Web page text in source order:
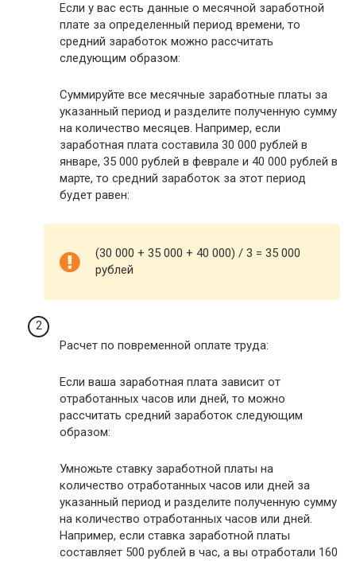
Если у вас есть данные о месячной заработной
плате за определенный период времени, то
средний заработок можно рассчитать
следующим образом:
Суммируйте все месячные заработные платы за
указанный период и разделите полученную сумму
на количество месяцев. Например, если
заработная плата составила 30 000 рублей в
январе, 35 000 рублей в феврале и 40 000 рублей в
марте, то средний заработок за этот период
будет равен:
(30 000 + 35 000 + 40 000) / 3 = 35 000
рублей
Расчет по повременной оплате труда:
Если ваша заработная плата зависит от
отработанных часов или дней, то можно
рассчитать средний заработок следующим
образом:
Умножьте ставку заработной платы на
количество отработанных часов или дней за
указанный период и разделите полученную сумму
на количество отработанных часов или дней.
Например, если ставка заработной платы
составляет 500 рублей в час, а вы отработали 160